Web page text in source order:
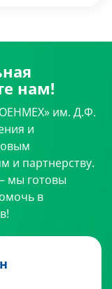
нам!
им. Д.Ф.
и
и партнерству.
мы готовы
в